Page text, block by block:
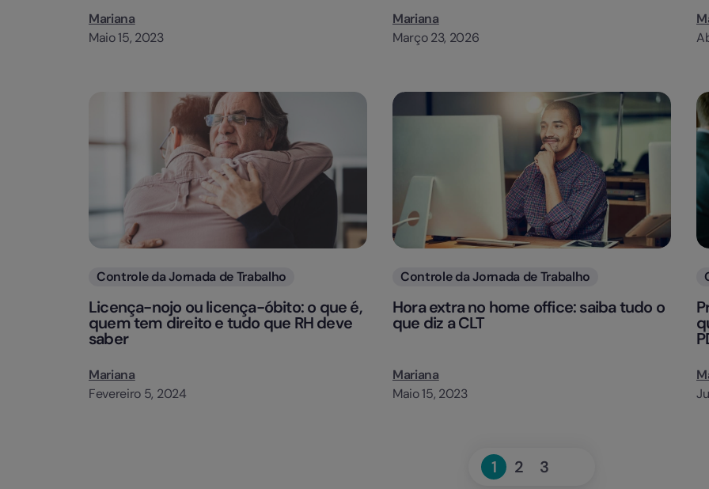
Mariana
Maio 15, 2023
Mariana
Março 23, 2026
Categorias
Controle da Jornada de Trabalho
Licença-nojo ou licença-óbito: o que é,
quem tem direito e tudo que RH deve
saber
Mariana
Fevereiro 5, 2024
Categorias
Controle da Jornada de Trabalho
Hora extra no home office: saiba tudo o
que diz a CLT
Mariana
Maio 15, 2023
Page
1 Page
2 Page
3
Seguinte